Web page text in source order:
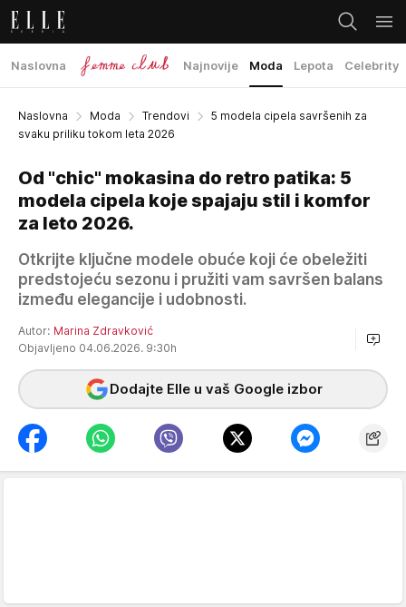
Naslovna Najnovije Moda Lepota Celebrity
Naslovna Moda Trendovi
5 modela cipela savršenih za
svaku priliku tokom leta 2026
Od "chic" mokasina do retro patika: 5
modela cipela koje spajaju stil i komfor
za leto 2026.
Otkrijte ključne modele obuće koji će obeležiti
predstojeću sezonu i pružiti vam savršen balans
između elegancije i udobnosti.
Autor: Marina Zdravković
Objavljeno 04.06.2026. 9:30h
Dodajte Elle u vaš Google izbor